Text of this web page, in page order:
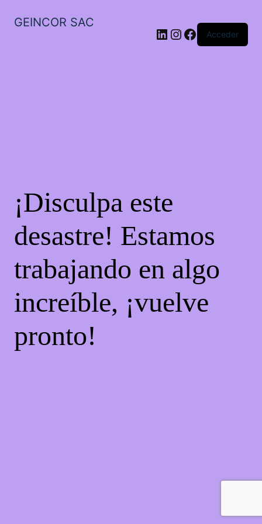
GEINCOR SAC
LinkedIn
Instagram
Facebook
Acceder
¡Disculpa este
desastre! Estamos
trabajando en algo
increíble, ¡vuelve
pronto!